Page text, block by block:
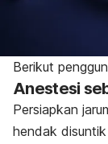
Berikut
Anestesi
Persiapkan
hendak